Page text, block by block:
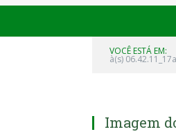
VOCÊ ESTÁ EM:
à(s)
Imagem